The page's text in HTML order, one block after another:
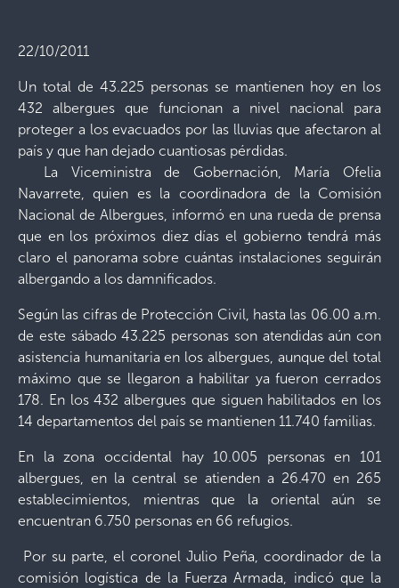
22/10/2011
Un total de 43.225 personas se mantienen hoy en los
432 albergues que funcionan a nivel nacional para
proteger a los evacuados por las lluvias que afectaron al
país y que han dejado cuantiosas pérdidas.
La Viceministra de Gobernación, María Ofelia
Navarrete, quien es la coordinadora de la Comisión
Nacional de Albergues, informó en una rueda de prensa
que en los próximos diez días el gobierno tendrá más
claro el panorama sobre cuántas instalaciones seguirán
albergando a los damnificados.
Según las cifras de Protección Civil, hasta las 06.00 a.m.
de este sábado 43.225 personas son atendidas aún con
asistencia humanitaria en los albergues, aunque del total
máximo que se llegaron a habilitar ya fueron cerrados
178. En los 432 albergues que siguen habilitados en los
14 departamentos del país se mantienen 11.740 familias.
En la zona occidental hay 10.005 personas en 101
albergues, en la central se atienden a 26.470 en 265
establecimientos, mientras que la oriental aún se
encuentran 6.750 personas en 66 refugios.
Por su parte, el coronel Julio Peña, coordinador de la
comisión logística de la Fuerza Armada, indicó que la